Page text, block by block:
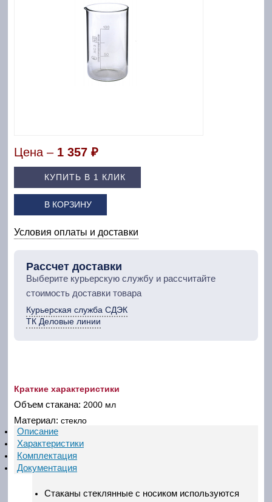
Цена – 1 357 ₽
КУПИТЬ В 1 КЛИК
В КОРЗИНУ
Условия оплаты и доставки
Рассчет доставки
Выберите курьерскую службу и рассчитайте
стоимость доставки товара
Курьерская служба СДЭК
ТК Деловые линии
Краткие характеристики
Объем стакана: 2000 мл
Материал: стекло
Описание
Характеристики
Комплектация
Документация
Стаканы стеклянные с носиком используются